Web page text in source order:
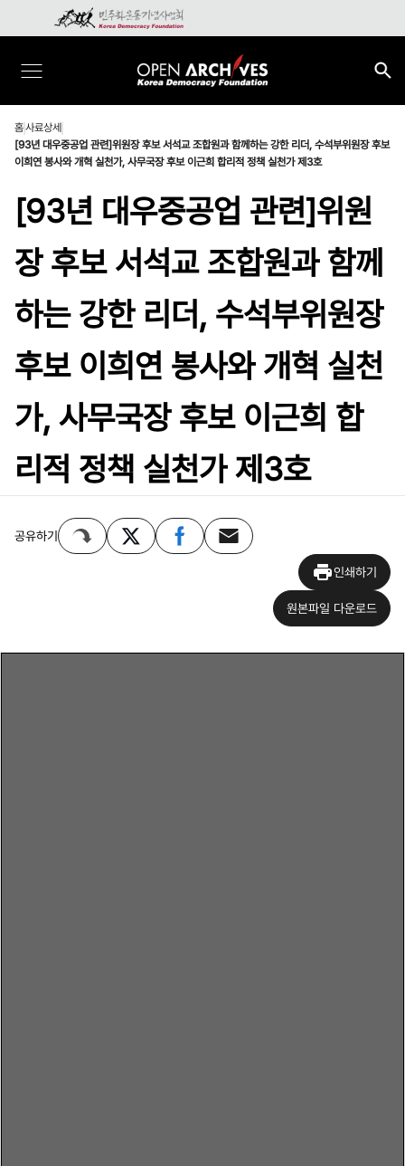
홈사료상세
[93년 대우중공업 관련]위원장 후보 서석교 조합원과 함께하는 강한 리더, 수석부위원장 후보
이희연 봉사와 개혁 실천가, 사무국장 후보 이근희 합리적 정책 실천가 제3호
[93년 대우중공업 관련]위원
장 후보 서석교 조합원과 함께
하는 강한 리더, 수석부위원장
후보 이희연 봉사와 개혁 실천
가, 사무국장 후보 이근희 합
리적 정책 실천가 제3호
공유하기
인쇄하기
원본파일 다운로드